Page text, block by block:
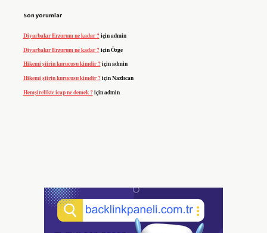
Son yorumlar
Diyarbakır Erzurum ne kadar ?içinadmin
Diyarbakır Erzurum ne kadar ?içinÖzge
Hikemi şiirin kurucusu kimdir ?içinadmin
Hikemi şiirin kurucusu kimdir ?içinNazlıcan
Hemşirelikte icap ne demek ?içinadmin